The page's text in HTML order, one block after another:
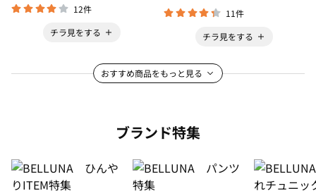
12件
チラ見をする
11件
チラ見をする
おすすめ商品をもっと見る
ブランド特集